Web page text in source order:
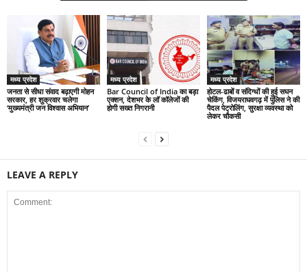
मध्य प्रदेश
जनता से सीधा संवाद बढ़ाएगी मोहन
सरकार, हर शुक्रवार चलेगा
‘मुख्यमंत्री जन विश्वास अभियान’
मध्य प्रदेश
Bar Council of India का बड़ा
एक्शन, देशभर के लॉ कॉलेजों की
होगी सख्त निगरानी
मध्य प्रदेश
होटल-ढाबों व संदिग्धों की हुई सघन
चेकिंग, विजयराघवगढ़ में पुलिस ने की
पैदल पेट्रोलिंग, सुरक्षा व्यवस्था को
लेकर चौकसी
LEAVE A REPLY